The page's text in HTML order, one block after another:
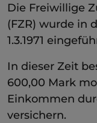
Die Freiwillige
(FZR) wurde in
1.3.1971
In dieser Zeit
600,00 Mark
Einkommen
versichern.